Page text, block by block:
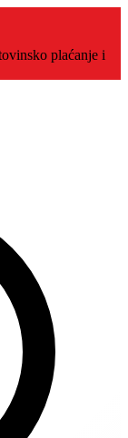
plaćanje i